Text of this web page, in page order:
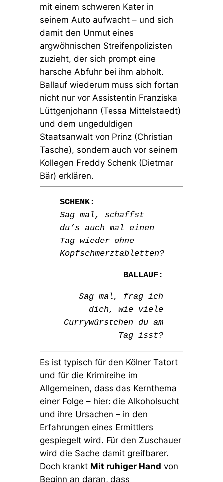
mit einem schweren Kater in
seinem Auto aufwacht – und sich
damit den Unmut eines
argwöhnischen Streifenpolizisten
zuzieht, der sich prompt eine
harsche Abfuhr bei ihm abholt.
Ballauf wiederum muss sich fortan
nicht nur vor Assistentin Franziska
Lüttgenjohann (Tessa Mittelstaedt)
und dem ungeduldigen
Staatsanwalt von Prinz (Christian
Tasche), sondern auch vor seinem
Kollegen Freddy Schenk (Dietmar
Bär) erklären.
SCHENK:
Sag mal, schaffst
du’s auch mal einen
Tag wieder ohne
Kopfschmerztabletten?
BALLAUF:
Sag mal, frag ich
dich, wie viele
Currywürstchen du am
Tag isst?
Es ist typisch für den Kölner Tatort
und für die Krimireihe im
Allgemeinen, dass das Kernthema
einer Folge – hier: die Alkoholsucht
und ihre Ursachen – in den
Erfahrungen eines Ermittlers
gespiegelt wird. Für den Zuschauer
wird die Sache damit greifbarer.
Doch krankt Mit ruhiger Hand von
Beginn an daran, dass